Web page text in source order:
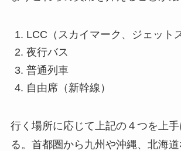
LCC（スカイマーク、ジェット
夜行バス
普通列車
自由席（新幹線）
行く場所に応じて上記の４つを上
る。首都圏から九州や沖縄、北海